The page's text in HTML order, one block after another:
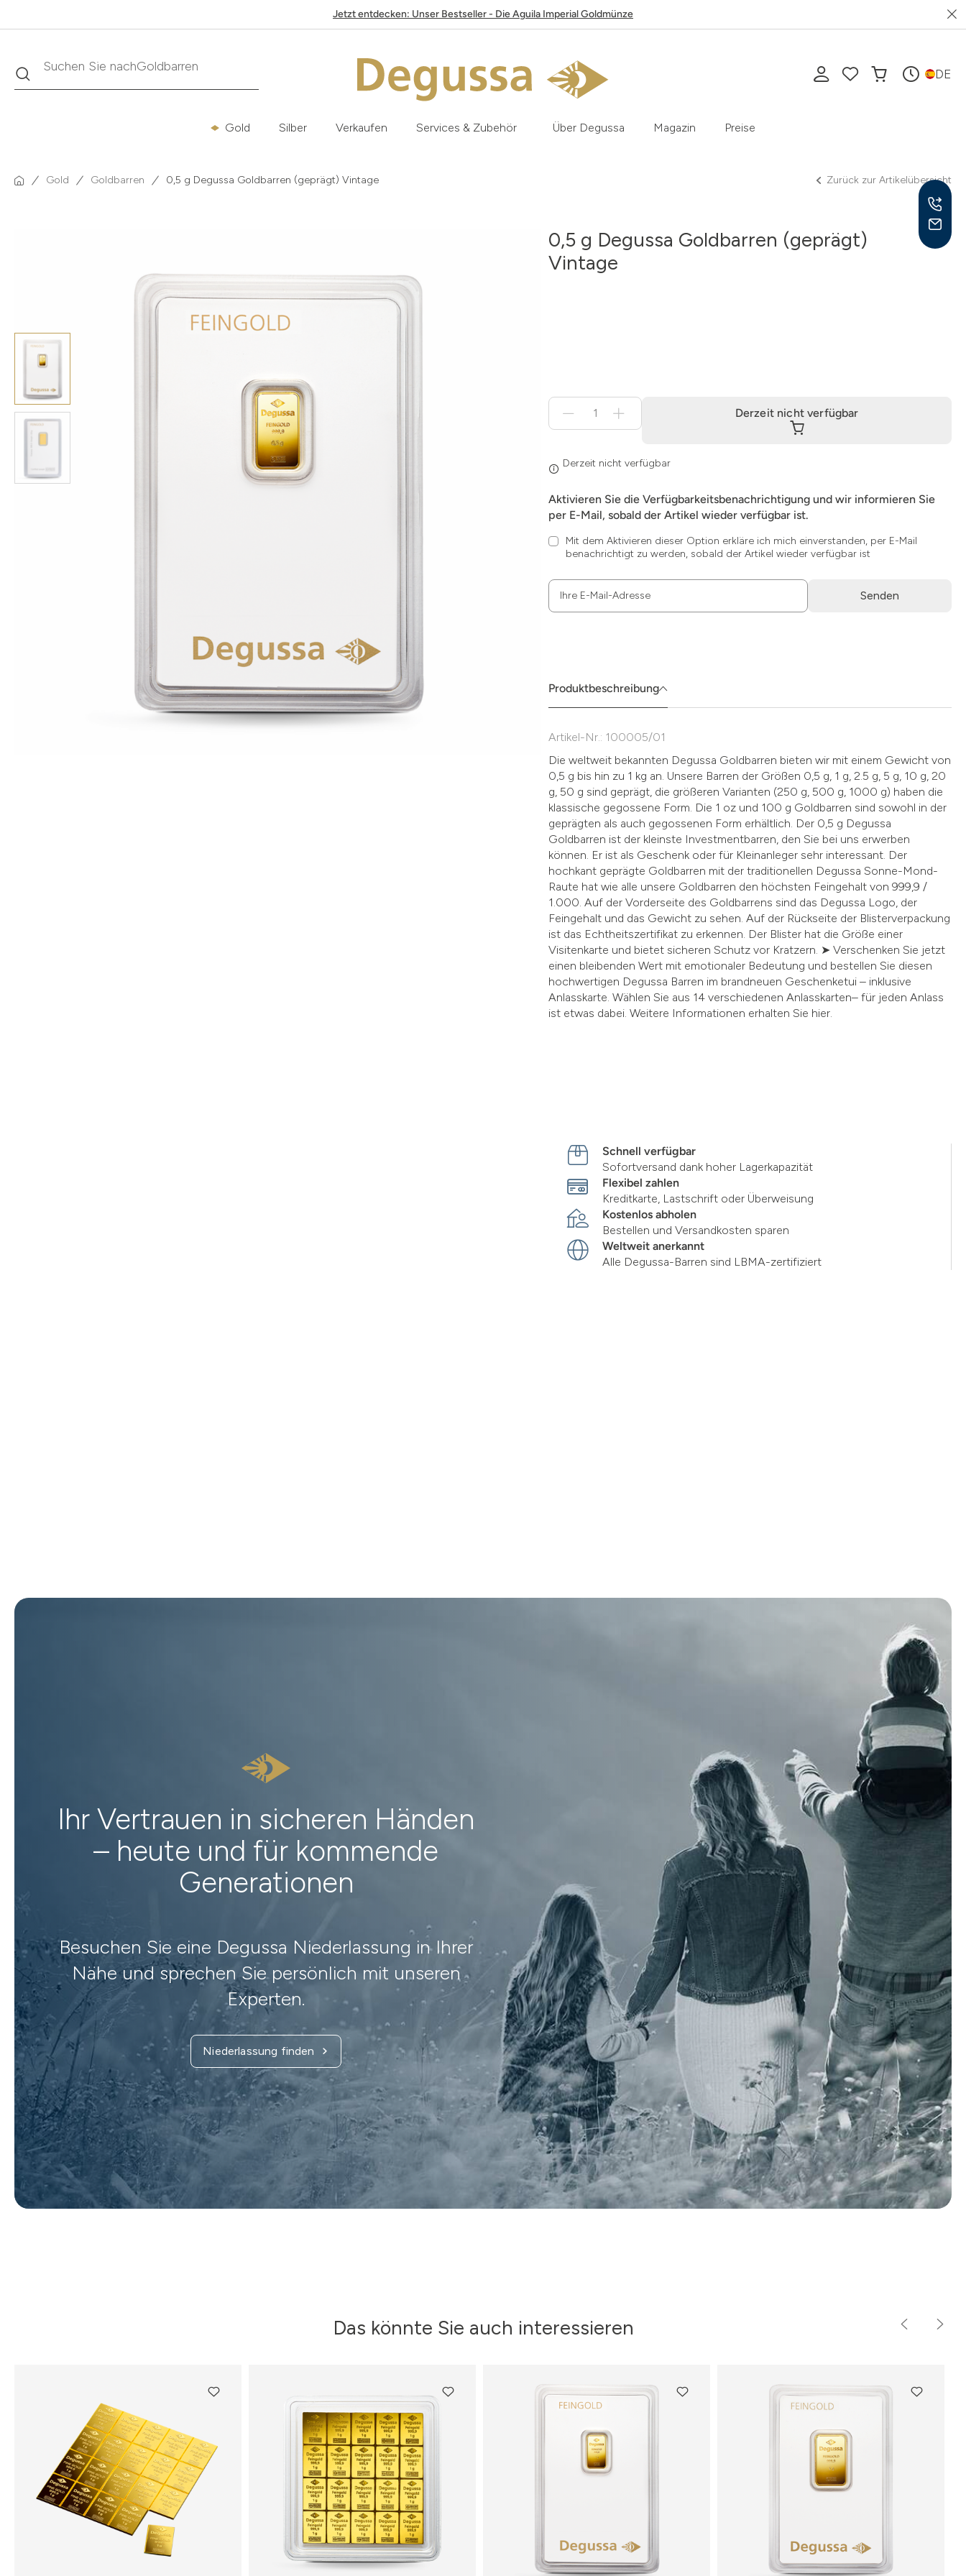
Jetzt entdecken: Unser Bestseller - Die Aguila Imperial Goldmünze
Suche Suchen Sie nachKrügerrand DE
Gold Silber Verkaufen Services & Zubehör Über Degussa Magazin Preise
Gold Goldbarren 0,5 g Degussa Goldbarren (geprägt) Vintage Zurück zur Artikelübersicht
0,5 g Degussa Goldbarren (geprägt)
Vintage
für
Derzeit
verfügbar
Derzeit nicht verfügbar
Derzeit nicht verfügbar
Aktivieren Sie die Verfügbarkeitsbenachrichtigung und wir informieren Sie
per E-Mail, sobald der Artikel wieder verfügbar ist.
Mit dem Aktivieren dieser Option erkläre ich mich einverstanden, per E-Mail
benachrichtigt zu werden, sobald der Artikel wieder verfügbar ist
Ihre E-Mail-Adresse
Senden
die
Produktbeschreibung
Artikel-Nr.: 100005/01
Die weltweit bekannten Degussa Goldbarren bieten wir mit einem Gewicht von
0,5 g bis hin zu 1 kg an. Unsere Barren der Größen 0,5 g, 1 g, 2.5 g, 5 g, 10 g, 20
g, 50 g sind geprägt, die größeren Varianten (250 g, 500 g, 1000 g) haben die
klassische gegossene Form. Die 1 oz und 100 g Goldbarren sind sowohl in der
geprägten als auch gegossenen Form erhältlich. Der 0,5 g Degussa
Goldbarren ist der kleinste Investmentbarren, den Sie bei uns erwerben
können. Er ist als Geschenk oder für Kleinanleger sehr interessant. Der
hochkant geprägte Goldbarren mit der traditionellen Degussa Sonne-Mond-
Raute hat wie alle unsere Goldbarren den höchsten Feingehalt von 999,9 /
1.000. Auf der Vorderseite des Goldbarrens sind das Degussa Logo, der
Feingehalt und das Gewicht zu sehen. Auf der Rückseite der Blisterverpackung
ist das Echtheitszertifikat zu erkennen. Der Blister hat die Größe einer
Visitenkarte und bietet sicheren Schutz vor Kratzern. ➤ Verschenken Sie jetzt
einen bleibenden Wert mit emotionaler Bedeutung und bestellen Sie diesen
hochwertigen Degussa Barren im brandneuen Geschenketui – inklusive
Anlasskarte. Wählen Sie aus 14 verschiedenen Anlasskarten– für jeden Anlass
ist etwas dabei. Weitere Informationen erhalten Sie hier.
Schnell verfügbar
Sofortversand dank hoher Lagerkapazität
Flexibel zahlen
Kreditkarte, Lastschrift oder Überweisung
Kostenlos abholen
Bestellen und Versandkosten sparen
Weltweit anerkannt
Alle Degussa-Barren sind LBMA-zertifiziert
Ihr Vertrauen in sicheren Händen
– heute und für kommende
Generationen
Besuchen Sie eine Degussa Niederlassung in Ihrer
Nähe und sprechen Sie persönlich mit unseren
Experten.
Niederlassung finden
Das könnte Sie auch interessieren